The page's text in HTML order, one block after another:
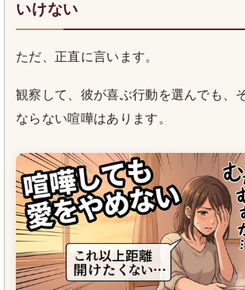
いけない
ただ、正直に言います。
観察して、彼が喜ぶ行動を選んでも、
ならない喧嘩はあります。